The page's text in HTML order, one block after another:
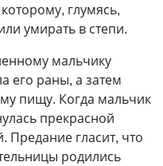
глумясь,
умирать в степи.
мальчику
его раны, а затем
пищу. Когда мальчик
прекрасной
гласит, что
родились